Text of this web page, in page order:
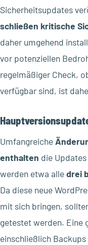
Sicherheitsupdates
schließen kritische
daher umgehend
vor potenziellen
regelmäßiger Check,
verfügbar sind, ist
Umfangreiche
enthalten die
werden etwa alledrei
Da diese neue
mit sich bringen,
getestet werden. Eine
einschließlich